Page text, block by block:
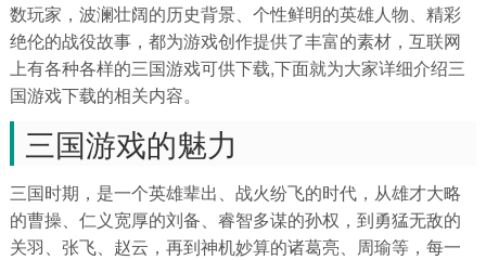
数玩家，波澜壮阔的历史背景、个性鲜明的英雄人物、精彩
绝伦的战役故事，都为游戏创作提供了丰富的素材，互联网
上有各种各样的三国游戏可供下载,下面就为大家详细介绍三
国游戏下载的相关内容。
三国游戏的魅力
三国时期，是一个英雄辈出、战火纷飞的时代，从雄才大略
的曹操、仁义宽厚的刘备、睿智多谋的孙权，到勇猛无敌的
关羽、张飞、赵云，再到神机妙算的诸葛亮、周瑜等，每一